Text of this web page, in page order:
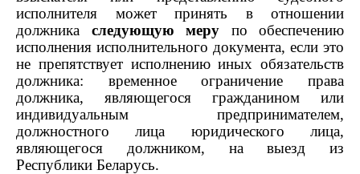
исполнителя может принять в отношении
должника следующую меру по обеспечению
исполнения исполнительного документа, если это
не препятствует исполнению иных обязательств
должника: временное ограничение права
должника, являющегося гражданином или
индивидуальным предпринимателем,
должностного лица юридического лица,
являющегося должником, на выезд из
Республики Беларусь.